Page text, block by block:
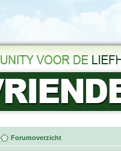
Forumoverzicht